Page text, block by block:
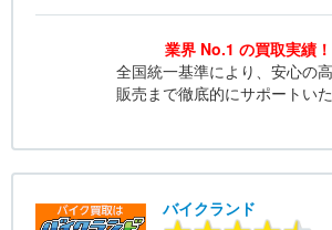
業界 No.1 の買取実績！
全国統一基準により、安心の
販売まで徹底的にサポートい
バイクランド